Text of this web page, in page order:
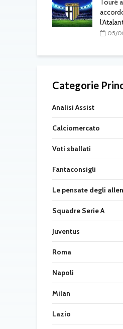
Touré
05/
Categorie
Analisi Assist
Calciomercato
Voti sballati
Fantaconsigli
Le pensate degli
Squadre Serie A
Juventus
Roma
Napoli
Milan
Lazio